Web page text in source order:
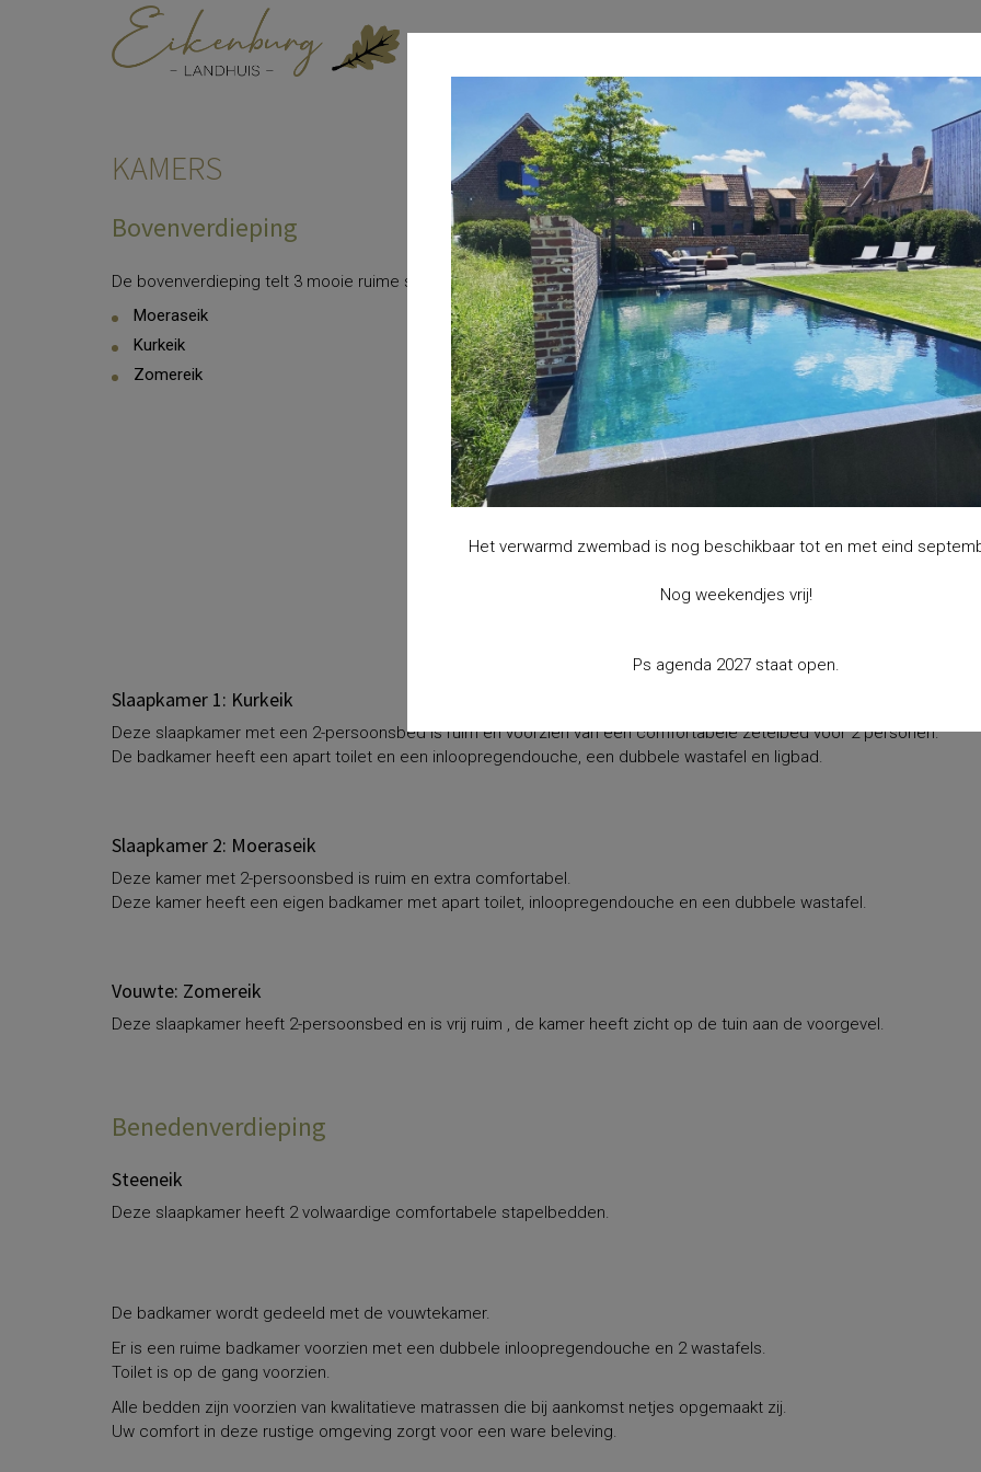
KAMERS
Bovenverdieping
De bovenverdieping telt 3 mooie ruime slaapkamers:
Moeraseik
Kurkeik
Zomereik
Slaapkamer 1: Kurkeik
Deze slaapkamer met een 2-persoonsbed is ruim en voorzien van een comfortabele zetelbed voor 2 personen.
De badkamer heeft een apart toilet en een inloopregendouche, een dubbele wastafel en ligbad.
Slaapkamer 2: Moeraseik
Deze kamer met 2-persoonsbed is ruim en extra comfortabel.
Deze kamer heeft een eigen badkamer met apart toilet, inloopregendouche en een dubbele wastafel.
Vouwte: Zomereik
Deze slaapkamer heeft 2-persoonsbed en is vrij ruim , de kamer heeft zicht op de tuin aan de voorgevel.
Benedenverdieping
Steeneik
Deze slaapkamer heeft 2 volwaardige comfortabele stapelbedden.
De badkamer wordt gedeeld met de vouwtekamer.
Er is een ruime badkamer voorzien met een dubbele inloopregendouche en 2 wastafels.
Toilet is op de gang voorzien.
Alle bedden zijn voorzien van kwalitatieve matrassen die bij aankomst netjes opgemaakt zij.
Uw comfort in deze rustige omgeving zorgt voor een ware beleving.
Het verwarmd zwembad is nog beschikbaar tot en met eind
Nog weekendjes vrij!
Ps agenda 2027 staat open.